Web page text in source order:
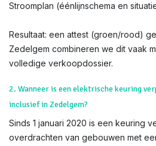
Stroomplan (éénlijnschema en
Resultaat: een attest (groen/rood)
Zedelgem combineren we dit vaak
volledige verkoopdossier.
2. Wanneer is een elektrische keuring
inclusief in Zedelgem?
Sinds 1 januari 2020 is een keuring
overdrachten van gebouwen met